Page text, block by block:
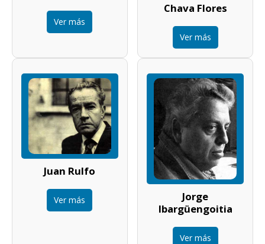
Ver más
Chava Flores
Ver más
Juan Rulfo
Ver más
Jorge
Ibargüengoitia
Ver más